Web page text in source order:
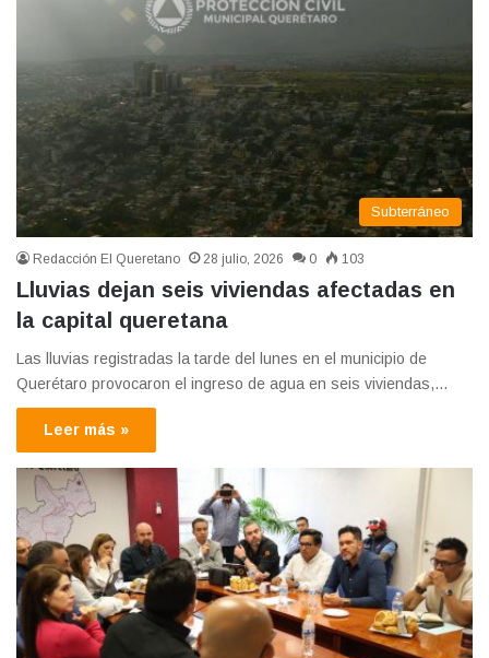
Subterráneo
Redacción El Queretano 28 julio, 2026 0 103
Lluvias dejan seis viviendas afectadas en
la capital queretana
Las lluvias registradas la tarde del lunes en el municipio de
Querétaro provocaron el ingreso de agua en seis viviendas,…
Leer más »